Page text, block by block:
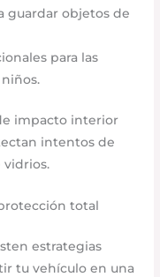
guardar objetos de
para las
impacto interior
intentos de
vidrios.
total
estrategias
tu vehículo en una